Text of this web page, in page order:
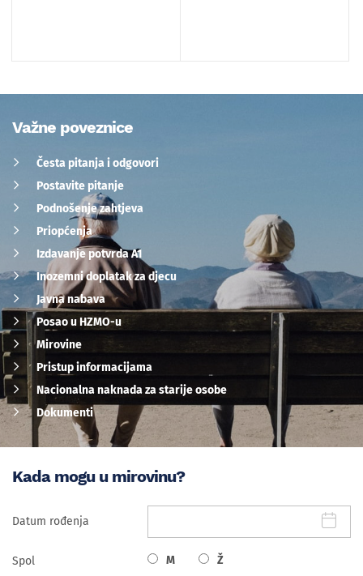
Važne poveznice
Česta pitanja i odgovori
Postavite pitanje
Podnošenje zahtjeva
Priopćenja
Izdavanje potvrda A1
Inozemni doplatak za djecu
Javna nabava
Posao u HZMO-u
Mirovine
Pristup informacijama
Nacionalna naknada za starije osobe
Dokumenti
Kada mogu u mirovinu?
Datum rođenja
Spol M Ž